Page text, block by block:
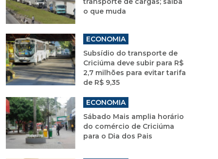
o que muda
ECONOMIA
Subsídio do transporte de
Criciúma deve subir para R$
2,7 milhões para evitar tarifa
de R$ 9,35
ECONOMIA
Sábado Mais amplia horário
do comércio de Criciúma
para o Dia dos Pais